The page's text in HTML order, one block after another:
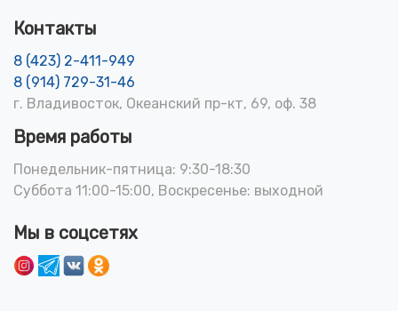
Контакты
8 (423) 2-411-949
8 (914) 729-31-46
г. Владивосток, Океанский пр-кт, 69, оф. 38
Время работы
Понедельник-пятница: 9:30-18:30
Суббота 11:00-15:00, Воскресенье: выходной
Мы в соцсетях